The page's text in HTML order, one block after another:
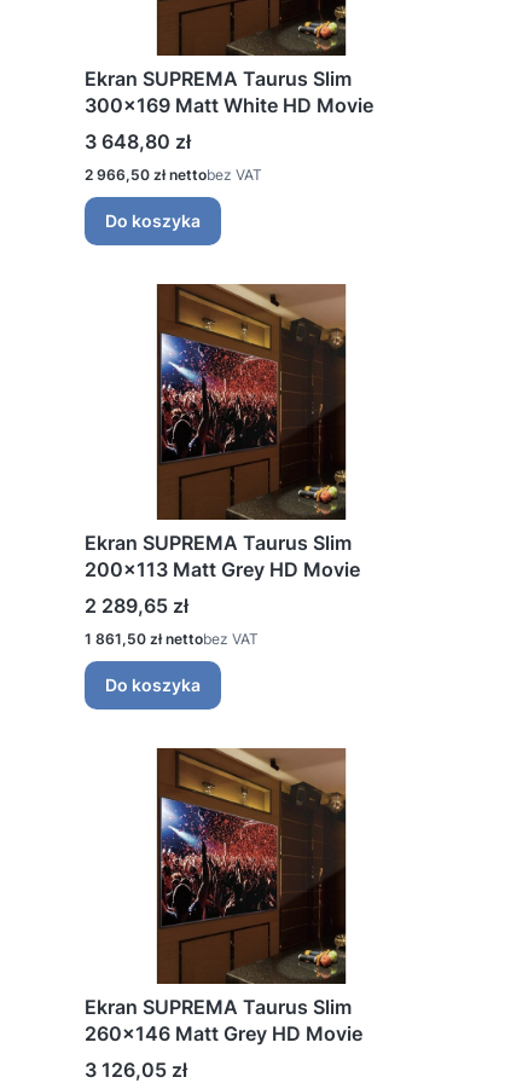
Ekran SUPREMA Taurus Slim
300x169 Matt White HD Movie
Cena
3 648,80 zł
Cena
2 966,50 zł bez VAT
Do koszyka
Ekran SUPREMA Taurus Slim
200x113 Matt Grey HD Movie
Cena
2 289,65 zł
Cena
1 861,50 zł bez VAT
Do koszyka
Ekran SUPREMA Taurus Slim
260x146 Matt Grey HD Movie
Cena
3 126,05 zł